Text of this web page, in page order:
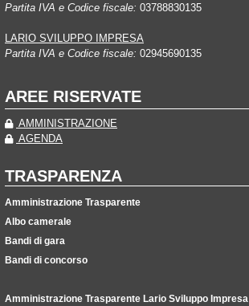
Partita IVA e Codice fiscale: 03788830135
LARIO SVILUPPO IMPRESA
Partita IVA e Codice fiscale: 02945690135
AREE RISERVATE
AMMINISTRAZIONE
AGENDA
TRASPARENZA
Amministrazione Trasparente
Albo camerale
Bandi di gara
Bandi di concorso
Amministrazione Trasparente Lario Sviluppo Impresa